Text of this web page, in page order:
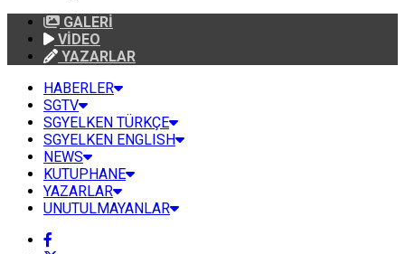
GALERİ
VİDEO
YAZARLAR
HABERLER
SGTV
SGYELKEN TÜRKÇE
SGYELKEN ENGLISH
NEWS
KUTUPHANE
YAZARLAR
UNUTULMAYANLAR